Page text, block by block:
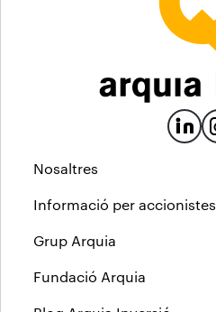
Nosaltres
Informació per accionistes
Grup Arquia
Fundació Arquia